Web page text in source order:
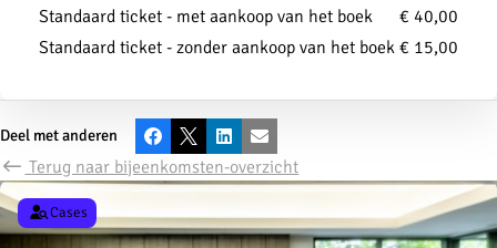
Standaard ticket - met aankoop van het boek
€ 40,00
Standaard ticket - zonder aankoop van het boek € 15,00
Deel met anderen Facebook
X LinkedInE-mail
Terug naar bijeenkomsten-overzicht
Cases